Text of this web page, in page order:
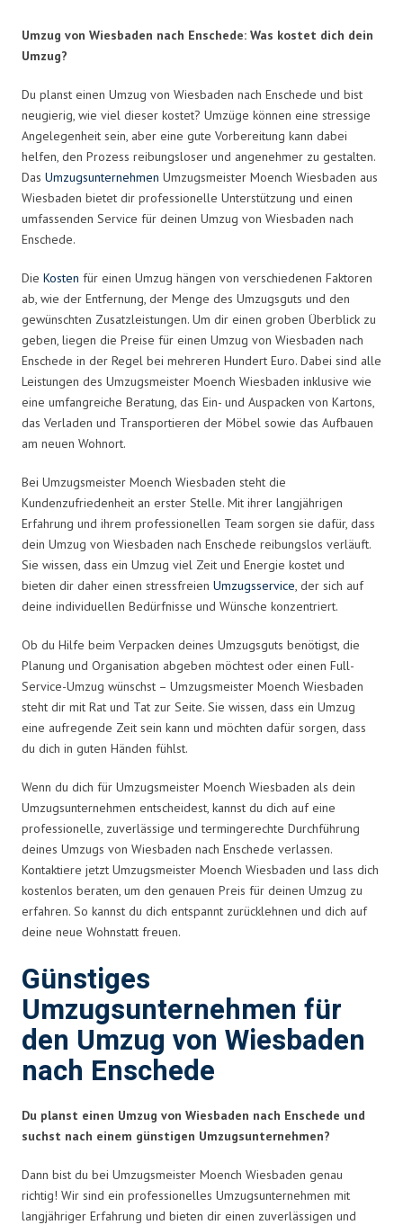
Umzug von Wiesbaden nach Enschede: Was kostet dich dein
Umzug?
Du planst einen Umzug von Wiesbaden nach Enschede und bist
neugierig, wie viel dieser kostet? Umzüge können eine stressige
Angelegenheit sein, aber eine gute Vorbereitung kann dabei
helfen, den Prozess reibungsloser und angenehmer zu gestalten.
Das Umzugsunternehmen Umzugsmeister Moench Wiesbaden aus
Wiesbaden bietet dir professionelle Unterstützung und einen
umfassenden Service für deinen Umzug von Wiesbaden nach
Enschede.
Die Kosten für einen Umzug hängen von verschiedenen Faktoren
ab, wie der Entfernung, der Menge des Umzugsguts und den
gewünschten Zusatzleistungen. Um dir einen groben Überblick zu
geben, liegen die Preise für einen Umzug von Wiesbaden nach
Enschede in der Regel bei mehreren Hundert Euro. Dabei sind alle
Leistungen des Umzugsmeister Moench Wiesbaden inklusive wie
eine umfangreiche Beratung, das Ein- und Auspacken von Kartons,
das Verladen und Transportieren der Möbel sowie das Aufbauen
am neuen Wohnort.
Bei Umzugsmeister Moench Wiesbaden steht die
Kundenzufriedenheit an erster Stelle. Mit ihrer langjährigen
Erfahrung und ihrem professionellen Team sorgen sie dafür, dass
dein Umzug von Wiesbaden nach Enschede reibungslos verläuft.
Sie wissen, dass ein Umzug viel Zeit und Energie kostet und
bieten dir daher einen stressfreien Umzugsservice, der sich auf
deine individuellen Bedürfnisse und Wünsche konzentriert.
Ob du Hilfe beim Verpacken deines Umzugsguts benötigst, die
Planung und Organisation abgeben möchtest oder einen Full-
Service-Umzug wünschst – Umzugsmeister Moench Wiesbaden
steht dir mit Rat und Tat zur Seite. Sie wissen, dass ein Umzug
eine aufregende Zeit sein kann und möchten dafür sorgen, dass
du dich in guten Händen fühlst.
Wenn du dich für Umzugsmeister Moench Wiesbaden als dein
Umzugsunternehmen entscheidest, kannst du dich auf eine
professionelle, zuverlässige und termingerechte Durchführung
deines Umzugs von Wiesbaden nach Enschede verlassen.
Kontaktiere jetzt Umzugsmeister Moench Wiesbaden und lass dich
kostenlos beraten, um den genauen Preis für deinen Umzug zu
erfahren. So kannst du dich entspannt zurücklehnen und dich auf
deine neue Wohnstatt freuen.
Günstiges
Umzugsunternehmen für
den Umzug von Wiesbaden
nach Enschede
Du planst einen Umzug von Wiesbaden nach Enschede und
suchst nach einem günstigen Umzugsunternehmen?
Dann bist du bei Umzugsmeister Moench Wiesbaden genau
richtig! Wir sind ein professionelles Umzugsunternehmen mit
langjähriger Erfahrung und bieten dir einen zuverlässigen und